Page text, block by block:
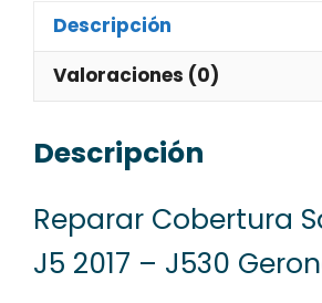
Descripción
Valoraciones (0)
Descripción
Reparar Cobertura
J5 2017 – J530